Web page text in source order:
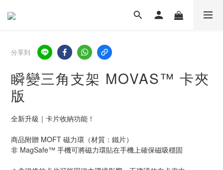
分享到
瞬變三角支架 MOVAS™ 卡夾
版
全新升級｜卡片收納功能！
商品附贈 MOFT 磁力環（材質：鐵片）
非 MagSafe™ 手機可將磁力環貼在手機上確保磁吸穩固